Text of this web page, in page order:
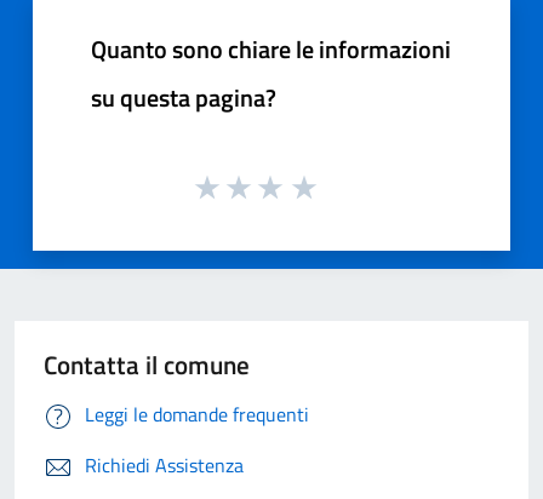
Quanto sono chiare le informazioni
su questa pagina?
Contatta il comune
Leggi le domande frequenti
Richiedi Assistenza